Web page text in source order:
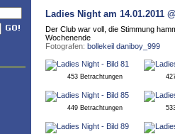
Ladies Nightam 14.01.2011
Der Club war voll, die Stimmung
Wochenende
Fotografen: bollekeil daniboy_999
453 Betrachtungen
449 Betrachtungen